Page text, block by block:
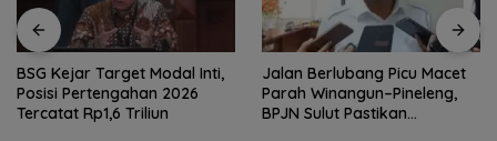
BSG Kejar Target Modal Inti,
Posisi Pertengahan 2026
Tercatat Rp1,6 Triliun
Jalan Berlubang Picu Macet
Parah Winangun–Pineleng,
BPJN Sulut Pastikan